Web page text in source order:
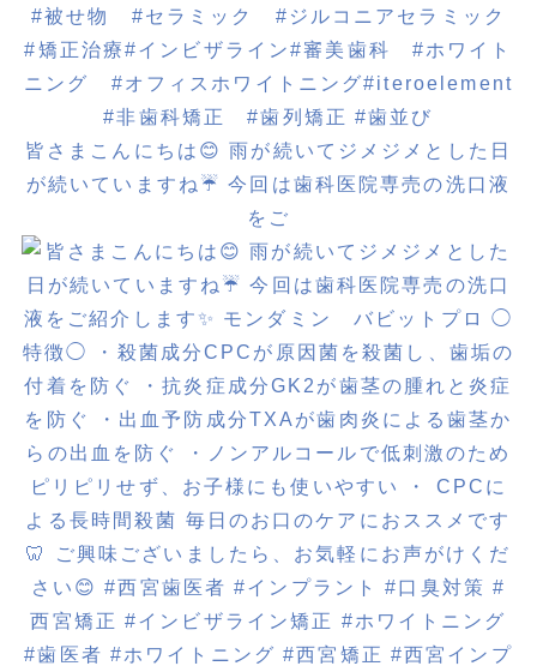
皆さまこんにちは😊 雨が続いてジメジメとした日
が続いていますね☔️ 今回は歯科医院専売の洗口液
をご